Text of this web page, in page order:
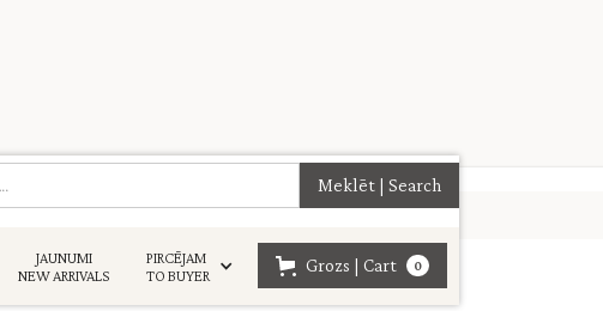
JAUNUMI
NEW ARRIVALS
PIRCĒJAM
TO BUYER
Grozs | Cart 0